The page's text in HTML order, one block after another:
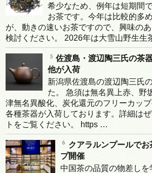
希少なため、例年は短期間
お茶です。今年は比較的多
が、動きの速いお茶ですので、興味の
検討ください。 2026年は大雪山野生生
佐渡島・渡辺陶三氏の茶
他が入荷
新潟県佐渡島の渡辺陶三氏
た。 急須は無名異上赤、野
津無名異酸化、炭化還元のフリーカッ
各種茶器が入荷しております。詳細は
トをご覧ください。 https …
クアラルンプールでお
プ開催
中国茶の品質の物差しを